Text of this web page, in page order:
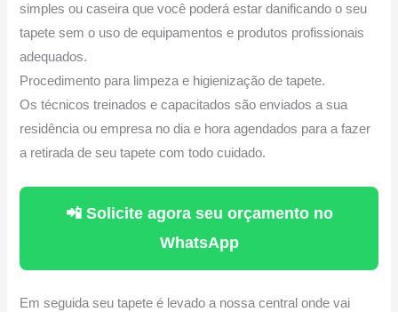
simples ou caseira que você poderá estar danificando o seu
tapete sem o uso de equipamentos e produtos profissionais
adequados.
Procedimento para limpeza e higienização de tapete.
Os técnicos treinados e capacitados são enviados a sua
residência ou empresa no dia e hora agendados para a fazer
a retirada de seu tapete com todo cuidado.
📲 Solicite agora seu orçamento no
WhatsApp
Em seguida seu tapete é levado a nossa central onde vai